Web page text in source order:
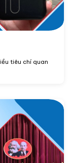
tiêu chí quan